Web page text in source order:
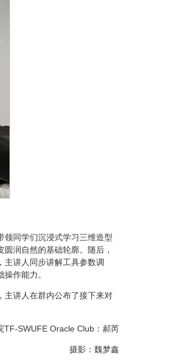
领同学们沉浸式学习三维造型
润自然的基础轮廓。随后，
主讲人同步讲解工具参数调
作能力。
主讲人在群内公布了接下来对
TF-SWUFE Oracle Club：郝芮
摄影：魏梦鑫